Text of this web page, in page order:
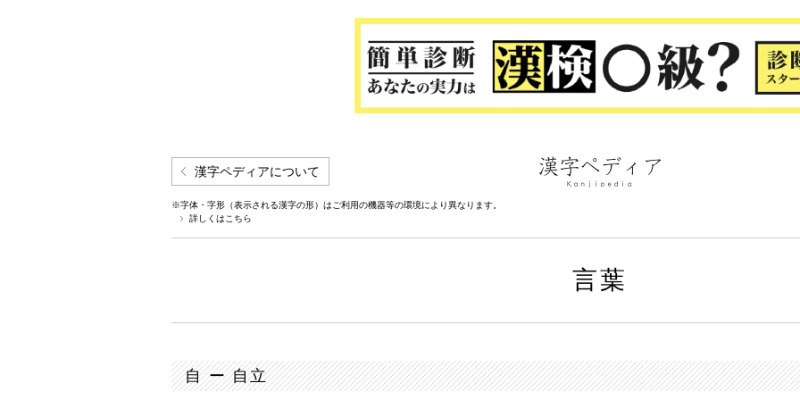
漢字ペディアについて
※字体・字形（表示される漢字の形）はご利用の機器等の環境により異なります。
詳しくはこちら
言葉
自 ー 自立